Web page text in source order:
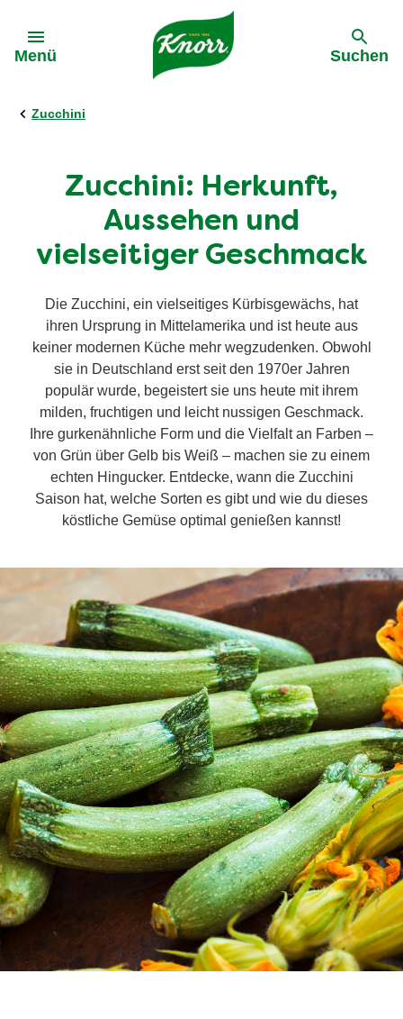
Menü Suchen
Zucchini
Zucchini: Herkunft,
Aussehen und
vielseitiger Geschmack
Die Zucchini, ein vielseitiges Kürbisgewächs, hat
ihren Ursprung in Mittelamerika und ist heute aus
keiner modernen Küche mehr wegzudenken. Obwohl
sie in Deutschland erst seit den 1970er Jahren
populär wurde, begeistert sie uns heute mit ihrem
milden, fruchtigen und leicht nussigen Geschmack.
Ihre gurkenähnliche Form und die Vielfalt an Farben –
von Grün über Gelb bis Weiß – machen sie zu einem
echten Hingucker. Entdecke, wann die Zucchini
Saison hat, welche Sorten es gibt und wie du dieses
köstliche Gemüse optimal genießen kannst!